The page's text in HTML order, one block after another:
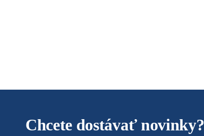
Chcete dostávať novinky?